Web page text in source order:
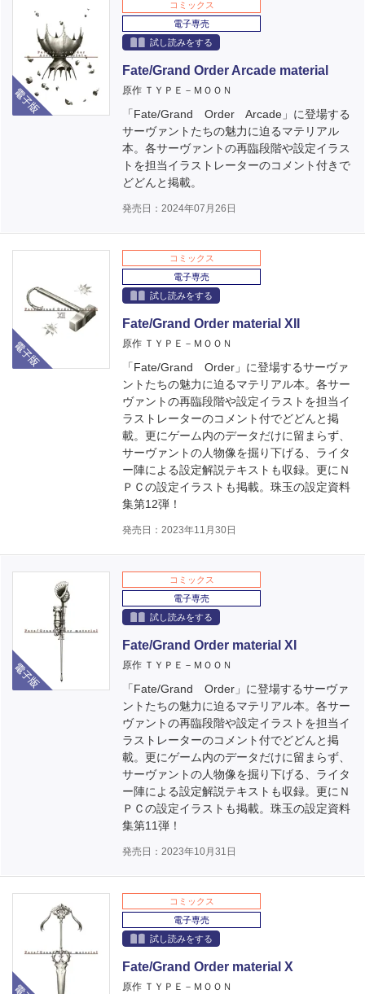
電子版
コミックス
電子専売
試し読みをする
Fate/Grand Order Arcade material
原作 ＴＹＰＥ－ＭＯＯＮ
「Fate/Grand Order Arcade」に登場する
サーヴァントたちの魅力に迫るマテリアル
本。各サーヴァントの再臨段階や設定イラス
トを担当イラストレーターのコメント付きで
どどんと掲載。
発売日：2024年07月26日
電子版
コミックス
電子専売
試し読みをする
Fate/Grand Order material XII
原作 ＴＹＰＥ－ＭＯＯＮ
「Fate/Grand Order」に登場するサーヴァ
ントたちの魅力に迫るマテリアル本。各サー
ヴァントの再臨段階や設定イラストを担当イ
ラストレーターのコメント付でどどんと掲
載。更にゲーム内のデータだけに留まらず、
サーヴァントの人物像を掘り下げる、ライタ
ー陣による設定解説テキストも収録。更にＮ
ＰＣの設定イラストも掲載。珠玉の設定資料
集第12弾！
発売日：2023年11月30日
電子版
コミックス
電子専売
試し読みをする
Fate/Grand Order material XI
原作 ＴＹＰＥ－ＭＯＯＮ
「Fate/Grand Order」に登場するサーヴァ
ントたちの魅力に迫るマテリアル本。各サー
ヴァントの再臨段階や設定イラストを担当イ
ラストレーターのコメント付でどどんと掲
載。更にゲーム内のデータだけに留まらず、
サーヴァントの人物像を掘り下げる、ライタ
ー陣による設定解説テキストも収録。更にＮ
ＰＣの設定イラストも掲載。珠玉の設定資料
集第11弾！
発売日：2023年10月31日
電子版
コミックス
電子専売
試し読みをする
Fate/Grand Order material X
原作 ＴＹＰＥ－ＭＯＯＮ